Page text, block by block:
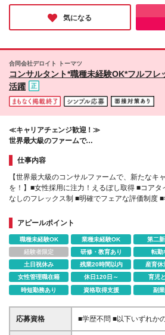
全員でフォローし合う体制が完
き」「一生モノのスキルを身に
方に、ぜひ自信を持っておすす
気になる
合同会社デロイト トーマツ
コンサルタント*職種未経験OK*フルフレ
活躍
≪キャリアチェンジ歓迎！≫
世界最大級のファームで
仕事内容
【世界最大級のコンサルファームで、新たなキ
を！】■女性採用に注力！えるぼし取得 ■コアタ
なしのフレックス制 ■明確でフェアな評価制度 ■
アピールポイント
職種未経験OK 業種未経験OK 第二
経験者限定
研修・教育あり 転勤
土日祝休み
残業20時間以内 産育休
女性管理職在籍
休日120日～ 育児
時短勤務あり
資格取得支援 副
応募資格
■学歴不問 ■以下いずれか
サルティングファームで